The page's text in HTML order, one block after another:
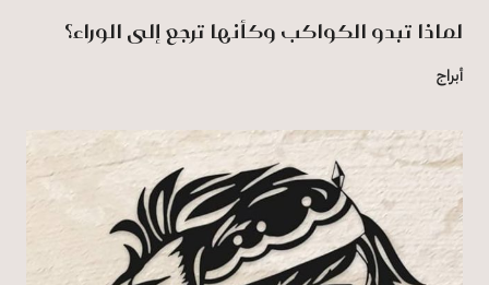
لماذا تبدو الكواكب وكأنها ترجع إلى الوراء؟
أبراج